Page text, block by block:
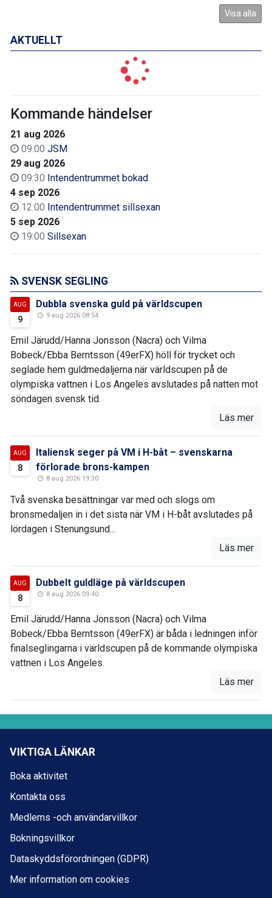
Visa alla
AKTUELLT
Kommande händelser
21 aug 2026
09:00 JSM
29 aug 2026
09:30 Intendentrummet bokad
4 sep 2026
12:00 Intendentrummet sillsexan
5 sep 2026
19:00 Sillsexan
SVENSK SEGLING
AUG
9
Dubbla svenska guld på världscupen
9 aug 2026 08:54
Emil Järudd/Hanna Jonsson (Nacra) och Vilma
Bobeck/Ebba Berntsson (49erFX) höll för trycket och
seglade hem guldmedaljerna när världscupen på de
olympiska vattnen i Los Angeles avslutades på natten mot
söndagen svensk tid.
Läs mer
AUG
8
Italiensk seger på VM i H-båt – svenskarna
förlorade brons-kampen
8 aug 2026 19:30
Två svenska besättningar var med och slogs om
bronsmedaljen in i det sista när VM i H-båt avslutades på
lördagen i Stenungsund...
Läs mer
AUG
8
Dubbelt guldläge på världscupen
8 aug 2026 09:40
Emil Järudd/Hanna Jonsson (Nacra) och Vilma
Bobeck/Ebba Berntsson (49erFX) är båda i ledningen inför
finalseglingarna i världscupen på de kommande olympiska
vattnen i Los Angeles.
Läs mer
VIKTIGA LÄNKAR
Boka aktivitet
Kontakta oss
Medlems -och användarvillkor
Bokningsvillkor
Dataskyddsförordningen (GDPR)
Mer information om cookies